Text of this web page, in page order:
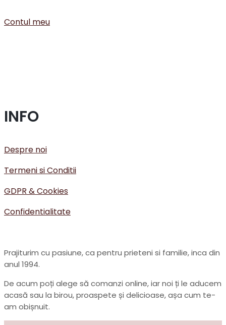
Contul meu
INFO
Despre noi
Termeni si Conditii
GDPR & Cookies
Confidentialitate
Prajiturim cu pasiune, ca pentru prieteni si familie, inca din
anul 1994.
De acum poți alege să comanzi online, iar noi ți le aducem
acasă sau la birou, proaspete și delicioase, așa cum te-
am obișnuit.